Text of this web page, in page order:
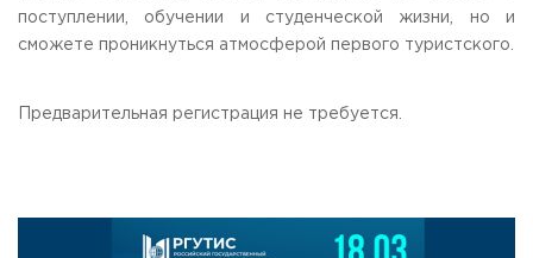
поступлении, обучении и студенческой жизни, но и
сможете проникнуться атмосферой первого туристского.
Предварительная регистрация не требуется.